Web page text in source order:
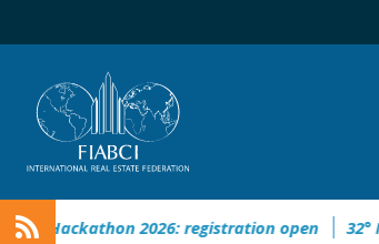
2026: registration open 32° Master